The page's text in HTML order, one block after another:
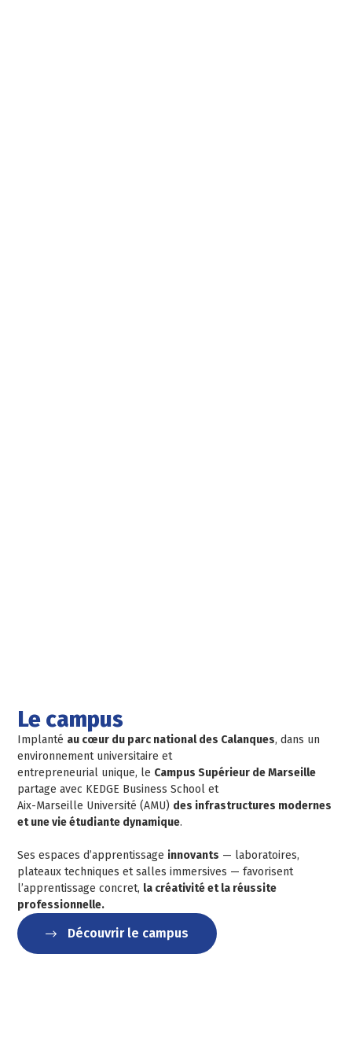
Le campus
Implanté au cœur du parc national des Calanques, dans un
environnement universitaire et
entrepreneurial unique, le Campus Supérieur de Marseille
partage avec KEDGE Business School et
Aix-Marseille Université (AMU) des infrastructures modernes
et une vie étudiante dynamique.
Ses espaces d’apprentissage innovants — laboratoires,
plateaux techniques et salles immersives — favorisent
l’apprentissage concret, la créativité et la réussite
professionnelle.
Découvrir le campus